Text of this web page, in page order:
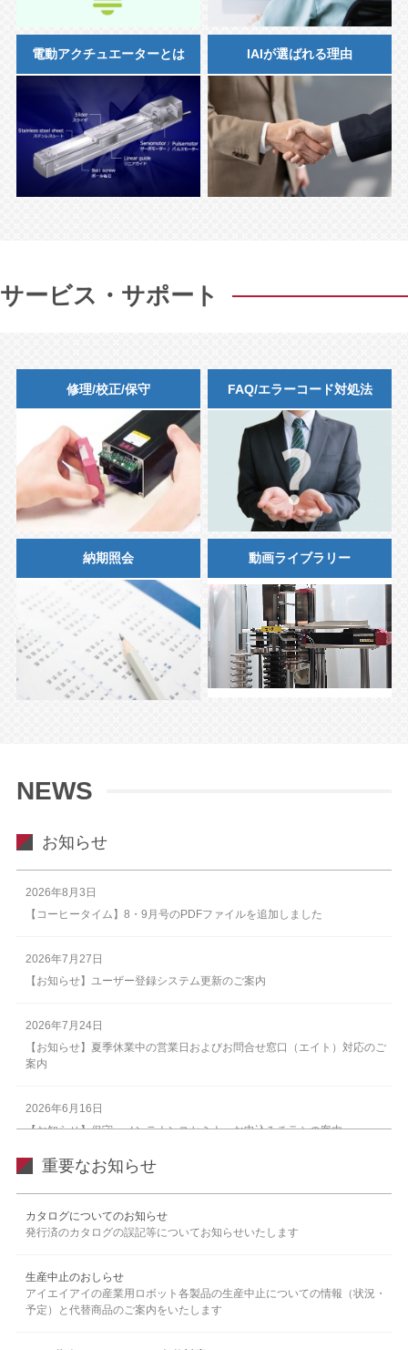
電動アクチュエーターとは IAIが選ばれる理由
サービス・サポート
修理/校正/保守 FAQ/エラーコード対処法
納期照会 動画ライブラリー
NEWS
お知らせ
2026年8月3日
【コーヒータイム】8・9月号のPDFファイルを追加しました
2026年7月27日
【お知らせ】ユーザー登録システム更新のご案内
2026年7月24日
【お知らせ】夏季休業中の営業日およびお問合せ窓口（エイト）対応のご
案内
2026年6月16日
【お知らせ】保守・メンテナンスセミナーお申込みチラシの案内
2026年6月5日
【新製品】エレシリンダー®に新しい機能が追加されました
2026年6月1日
2026年5月18日
重要なお知らせ
カタログについてのお知らせ
発行済のカタログの誤記等についてお知らせいたします
生産中止のおしらせ
アイエイアイの産業用ロボット各製品の生産中止についての情報（状況・
予定）と代替商品のご案内をいたします